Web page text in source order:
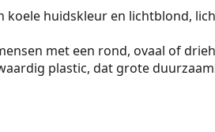
koele huidskleur en lichtblond,
met een rond, ovaal of
plastic, dat grote